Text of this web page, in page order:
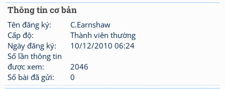
Thông tin cơ bản
Tên đăng ký:
C.Earnshaw
Cấp độ:
Thành viên thường
Ngày đăng ký:
10/12/2010 06:24
Số lần thông tin
được xem:
2046
Số bài đã gửi:
0